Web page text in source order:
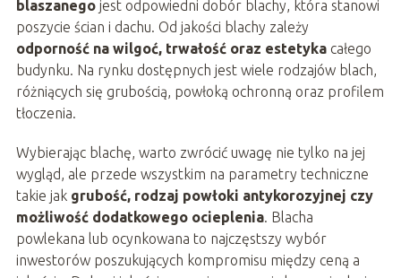
blaszanegojest odpowiedni dobór blachy, która stanowi
poszycie ścian i dachu. Od jakości blachy zależy
odporność na wilgoć, trwałość oraz estetykacałego
budynku. Na rynku dostępnych jest wiele rodzajów blach,
różniących się grubością, powłoką ochronną oraz profilem
tłoczenia.
Wybierając blachę, warto zwrócić uwagę nie tylko na jej
wygląd, ale przede wszystkim na parametry techniczne
takie jak grubość, rodzaj powłoki antykorozyjnej czy
możliwość dodatkowego ocieplenia. Blacha
powlekana lub ocynkowana to najczęstszy wybór
inwestorów poszukujących kompromisu między ceną a